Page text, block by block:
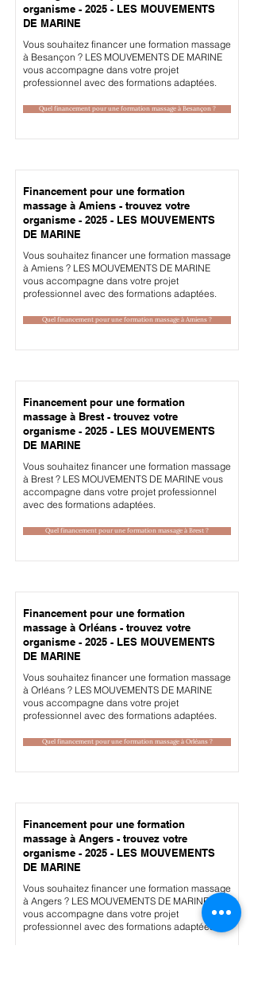
organisme - 2025 - LES MOUVEMENTS
DE MARINE
Vous souhaitez financer une formation massage
à Besançon ? LES MOUVEMENTS DE MARINE
vous accompagne dans votre projet
professionnel avec des formations adaptées.
Quel financement pour une formation massage à Besançon ?
Financement pour une formation
massage à Amiens - trouvez votre
organisme - 2025 - LES MOUVEMENTS
DE MARINE
Vous souhaitez financer une formation massage
à Amiens ? LES MOUVEMENTS DE MARINE
vous accompagne dans votre projet
professionnel avec des formations adaptées.
Quel financement pour une formation massage à Amiens ?
Financement pour une formation
massage à Brest - trouvez votre
organisme - 2025 - LES MOUVEMENTS
DE MARINE
Vous souhaitez financer une formation massage
à Brest ? LES MOUVEMENTS DE MARINE vous
accompagne dans votre projet professionnel
avec des formations adaptées.
Quel financement pour une formation massage à Brest ?
Financement pour une formation
massage à Orléans - trouvez votre
organisme - 2025 - LES MOUVEMENTS
DE MARINE
Vous souhaitez financer une formation massage
à Orléans ? LES MOUVEMENTS DE MARINE
vous accompagne dans votre projet
professionnel avec des formations adaptées.
Quel financement pour une formation massage à Orléans ?
Financement pour une formation
massage à Angers - trouvez votre
organisme - 2025 - LES MOUVEMENTS
DE MARINE
Vous souhaitez financer une formation massage
à Angers ? LES MOUVEMENTS DE MARINE
vous accompagne dans votre projet
professionnel avec des formations adaptées.